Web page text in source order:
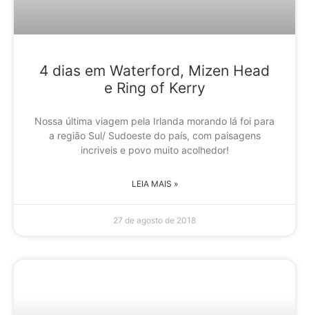
4 dias em Waterford, Mizen Head
e Ring of Kerry
Nossa última viagem pela Irlanda morando lá foi para
a região Sul/ Sudoeste do país, com paisagens
incriveis e povo muito acolhedor!
LEIA MAIS »
27 de agosto de 2018